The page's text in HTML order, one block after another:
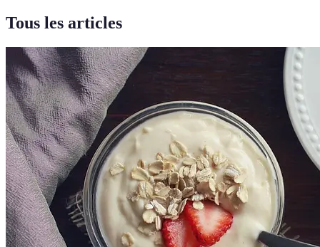
Tous les articles